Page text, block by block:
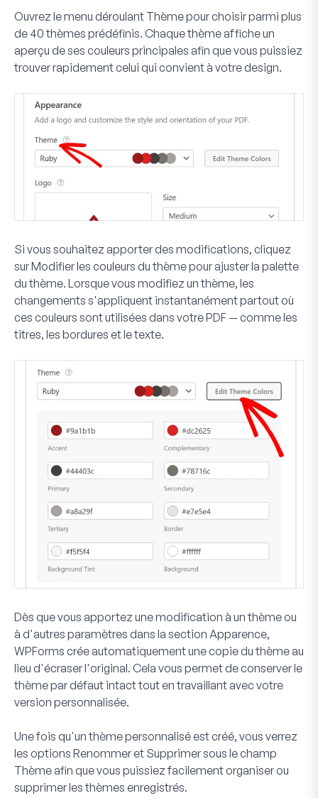
Ouvrez le menu déroulant Thèmepour choisir parmi plus
de 40 thèmes prédéfinis. Chaque thème affiche un
aperçu de ses couleurs principales afin que vous puissiez
trouver rapidement celui qui convient à votre design.
Si vous souhaitez apporter des modifications, cliquez
surModifier les couleurs du thèmepour ajuster la palette
du thème. Lorsque vous modifiez un thème, les
changements s'appliquent instantanément partout où
ces couleurs sont utilisées dans votre PDF — comme les
titres, les bordures et le texte.
Dès que vous apportez une modification à un thème ou
à d'autres paramètres dans la section Apparence,
WPForms crée automatiquement une copie du thème au
lieu d'écraser l'original. Cela vous permet de conserver le
thème par défaut intact tout en travaillant avec votre
version personnalisée.
Une fois qu'un thème personnalisé est créé, vous verrez
les options Renommeret Supprimersous le champ
Thème afin que vous puissiez facilement organiser ou
supprimer les thèmes enregistrés.